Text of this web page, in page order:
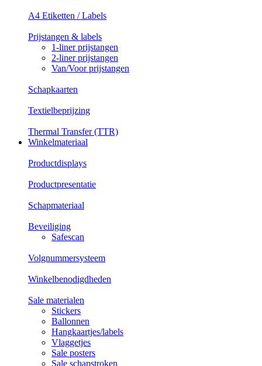
A4 Etiketten / Labels
Prijstangen & labels
1-liner prijstangen
2-liner prijstangen
Van/Voor prijstangen
Schapkaarten
Textielbeprijzing
Thermal Transfer (TTR)
Winkelmateriaal
Productdisplays
Productpresentatie
Schapmateriaal
Beveiliging
Safescan
Volgnummersysteem
Winkelbenodigdheden
Sale materialen
Stickers
Ballonnen
Hangkaartjes/labels
Vlaggetjes
Sale posters
Sale schapstroken